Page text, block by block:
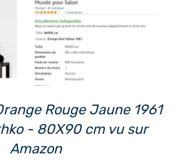
Rouge Jaune 1961
- 80X90 cm vu sur
Amazon